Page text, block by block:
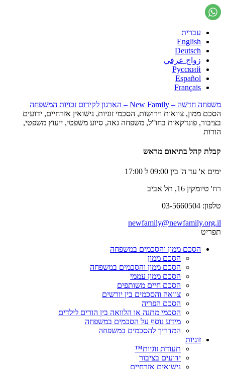
עברית
English
Deutsch
زواج عرفي
Русский
Español
Français
משפחה חדשה – New Family – הארגון לקידום זכויות המשפחה
הסכם ממון, צוואות וירושות, הסכמי זוגיות, נישואין אזרחיים, ידועים
בציבור, פונדקאות בחו"ל, משפחה גאה, סיוע משפטי, ייעוץ משפטי,
הורות
קבלת קהל בתיאום מראש
ימים א' עד ה' בין 09:00 ל 17:00
רח' טיומקין 16, תל אביב
טלפון: 03-5660504
newfamily@newfamily.org.il
תפריט
הסכם ממון והסכמים במשפחה
הסכם ממון
הסכם ממון והסכמים במשפחה
הסכם ממון עממי
הסכם חיים משותפים
צוואה והסכמים בין יורשים
הסכם הפריה
הסכמי מתנה או הלוואה בין הורים לילדים
מידע נוסף על הסכמים במשפחה
המדריך להסכמים במשפחה
זוגיות
תעודת זוגיות™
ידועים בציבור
נישואים אזרחיים